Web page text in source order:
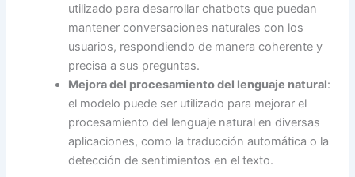
utilizado para desarrollar chatbots que puedan
mantener conversaciones naturales con los
usuarios, respondiendo de manera coherente y
precisa a sus preguntas.
Mejora del procesamiento del lenguaje natural:
el modelo puede ser utilizado para mejorar el
procesamiento del lenguaje natural en diversas
aplicaciones, como la traducción automática o la
detección de sentimientos en el texto.